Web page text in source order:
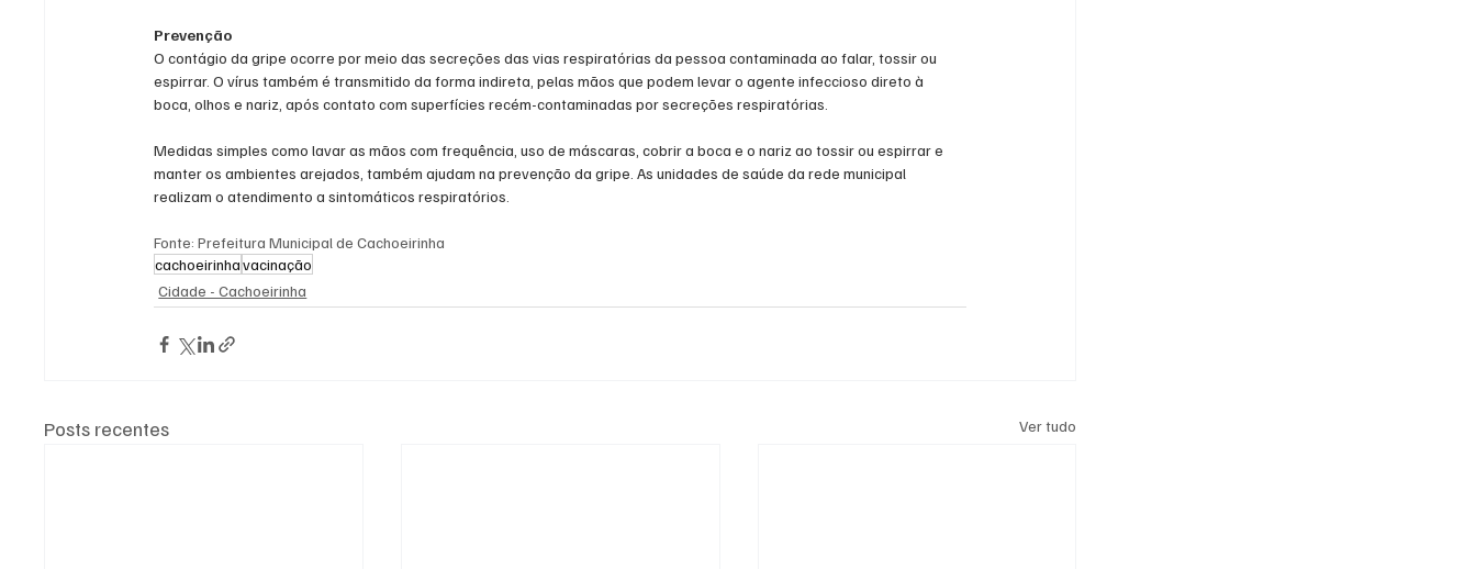
Prevenção
O contágio da gripe ocorre por meio das secreções das vias respiratórias da pessoa contaminada ao falar, tossir ou
espirrar. O vírus também é transmitido da forma indireta, pelas mãos que podem levar o agente infeccioso direto à
boca, olhos e nariz, após contato com superfícies recém-contaminadas por secreções respiratórias.
Medidas simples como lavar as mãos com frequência, uso de máscaras, cobrir a boca e o nariz ao tossir ou espirrar e
manter os ambientes arejados, também ajudam na prevenção da gripe. As unidades de saúde da rede municipal
realizam o atendimento a sintomáticos respiratórios.
Fonte: Prefeitura Municipal de Cachoeirinha
cachoeirinhavacinação
Cidade - Cachoeirinha
Posts recentes Ver tudo